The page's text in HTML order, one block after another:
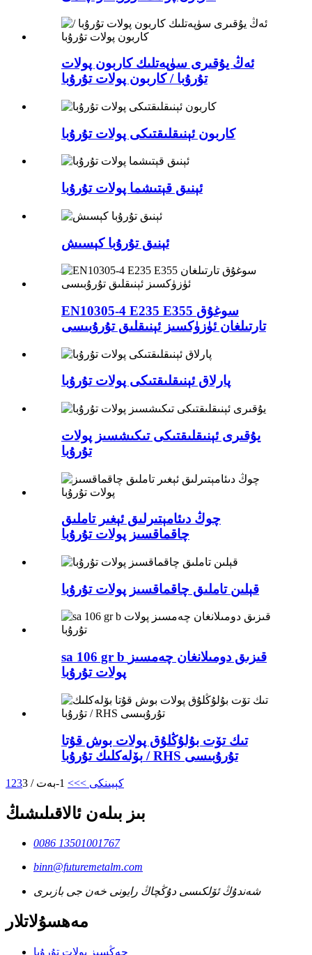
ئەڭ يۇقىرى سۈپەتلىك كاربون پولات
تۇرۇبا / كاربون پولات تۇرۇبا
كاربون ئېنىقلىقتىكى پولات تۇرۇبا
ئېنىق قېتىشما پولات تۇرۇبا
ئېنىق تۇرۇبا كېسىش
EN10305-4 E235 E355 سوغۇق
تارتىلغان ئۈزۈكسىز ئېنىقلىق تۇرۇبىسى
پارلاق ئېنىقلىقتىكى پولات تۇرۇبا
يۇقىرى ئېنىقلىقتىكى تىكىشسىز پولات
تۇرۇبا
چوڭ دىئامېتىرلىق ئېغىر تاملىق
چاقماقسىز پولات تۇرۇبا
قېلىن تاملىق چاقماقسىز پولات تۇرۇبا
sa 106 gr b قىزىق دومىلانغان چەمسىز
پولات تۇرۇبا
تىك تۆت بۇلۇڭلۇق پولات بوش قۇتا
بۆلەكلىك تۇرۇبا / RHS تۇرۇبىسى
1 23 كېيىنكى >>> 1-بەت / 3
بىز بىلەن ئالاقىلىشىڭ
0086 13501001767
binn@futuremetalm.com
شەندۇڭ ئۆلكىسى دۇڭچاڭ رايونى خەن جى بازىرى
مەھسۇلاتلار
چەڭسىز پولات تۇرۇبا